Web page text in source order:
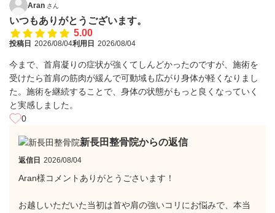
Aran さん
いつもありがとうございます。
5.00
投稿日 2026/08/04利用日 2026/08/04
今まで、首肩凝りの症状が強くてしんどかったのですが、施術を
受けたら首肩の筋肉が緩んで可動域も広がり身体が軽くなりまし
た。施術を継続することで、身体の状態がもっと良くなっていく
と実感しました。
0
新長田整骨院からの返信
返信日 2026/08/04
Aran様コメントありがとうごさいます！
​お越しいただいた当初は首や肩の強いコリにお悩みで、本当